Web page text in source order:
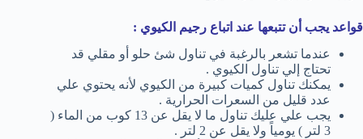
قواعد يجب أن تتبعها عند اتباع رجيم الكيوي :
عندما تشعر بالرغبة في تناول شئ حلو أو مقلي قد
تحتاج إلي تناول الكيوي .
يمكنك تناول كميات كبيرة من الكيوي لأنه يحتوي علي
عدد قليل من السعرات الحرارية .
يجب علي عليك تناول ما لا يقل عن 13 كوب من الماء (
3 لتر ) يومياً ولا يقل عن 2 لتر .